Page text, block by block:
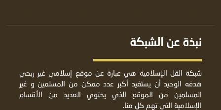
نبذة عن الشبكة
شبكة القل الإسلامية هي عبارة عن موقع إسلامي غير ربحي
هدفه الوحيد أن يستفيد أكبر عدد ممكن من المسلمين و غير
المسلمين من الموقع الذي يحتوي العديد من الأقسام
الإسلامية التي تهم كل منا.